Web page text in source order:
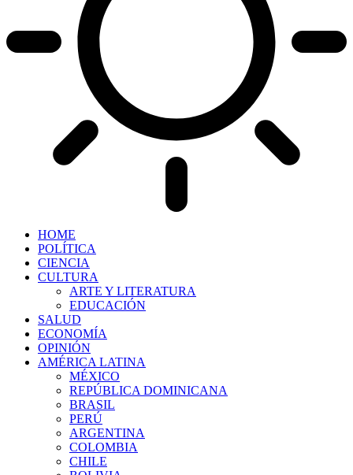
HOME
POLÍTICA
CIENCIA
CULTURA
ARTE Y LITERATURA
EDUCACIÓN
SALUD
ECONOMÍA
OPINIÓN
AMÉRICA LATINA
MÉXICO
REPÚBLICA DOMINICANA
BRASIL
PERÚ
ARGENTINA
COLOMBIA
CHILE